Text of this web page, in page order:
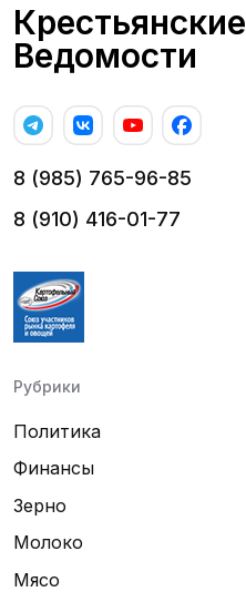
Крестьянские
Ведомости
8 (985) 765-96-85
8 (910) 416-01-77
Рубрики
Политика
Финансы
Зерно
Молоко
Мясо